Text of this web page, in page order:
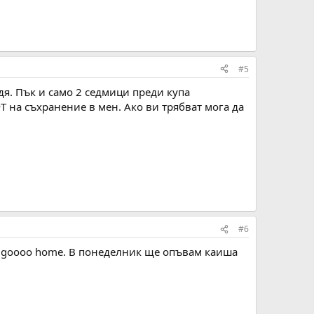
#5
Пък и само 2 седмици преди купа
на съхранение в мен. Ако ви трябват мога да
#6
home. В понеделник ще опъвам каиша